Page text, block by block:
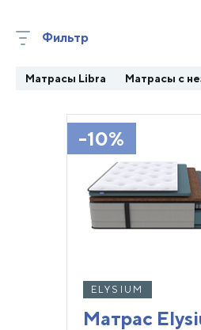
Фильтр
Матрасы Libra Матрасы с
-10%
ELYSIUM
Матрас